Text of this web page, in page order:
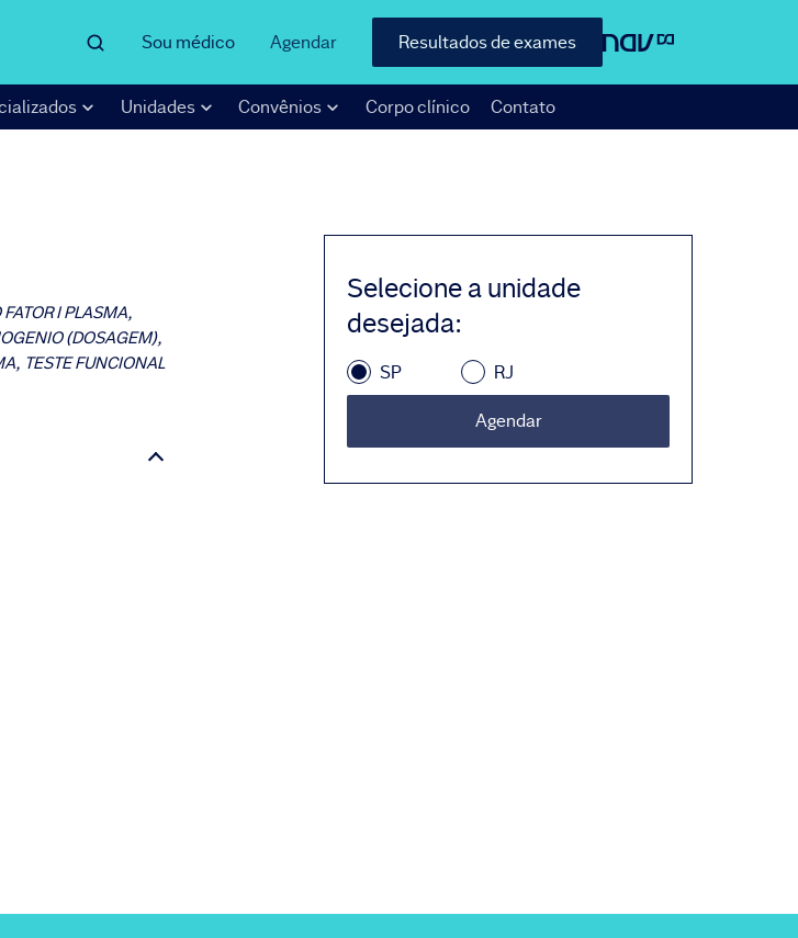
Sou médico Agendar Resultados de exames
Unidades Convênios Corpo clínico Contato
I PLASMA,
(DOSAGEM),
TESTE FUNCIONAL
Selecione a unidade
desejada:
SP RJ
Agendar